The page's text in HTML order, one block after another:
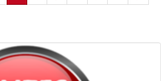
courante